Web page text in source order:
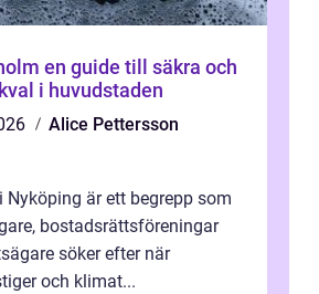
och
i huvudstaden
Alice Pettersson
Nyköping är ett begrepp som
bostadsrättsföreningar
söker efter när
och klimat...